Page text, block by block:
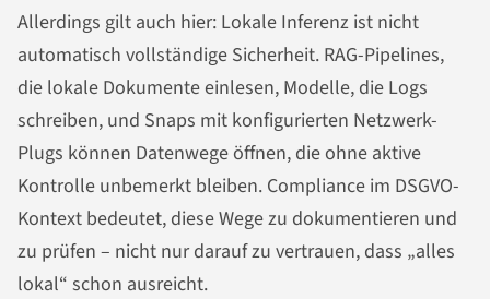
Allerdings gilt auch hier: Lokale Inferenz ist nicht
automatisch vollständige Sicherheit. RAG-Pipelines,
die lokale Dokumente einlesen, Modelle, die Logs
schreiben, und Snaps mit konfigurierten Netzwerk-
Plugs können Datenwege öffnen, die ohne aktive
Kontrolle unbemerkt bleiben. Compliance im DSGVO-
Kontext bedeutet, diese Wege zu dokumentieren und
zu prüfen – nicht nur darauf zu vertrauen, dass „alles
lokal“ schon ausreicht.